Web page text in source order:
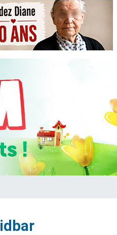
5 enfants déjà orphelins risquent de
Rivka, 6 enfants, victime de
Zoom